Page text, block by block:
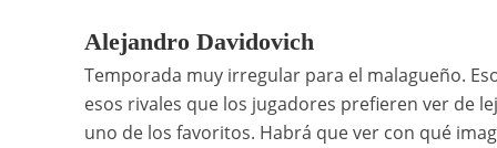
Alejandro Davidovich
Temporada muy irregular para el malagueño.
esos rivales que los jugadores prefieren ver de
uno de los favoritos. Habrá que ver con qué